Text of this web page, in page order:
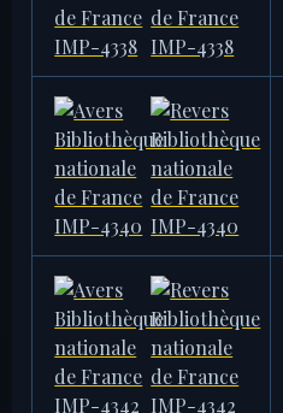
BIBLIOTHÈQUE NATIONALE DE
IMP-4338
10,67 g
BIBLIOTHÈQUE NATIONALE DE
IMP-4340
9,11 g